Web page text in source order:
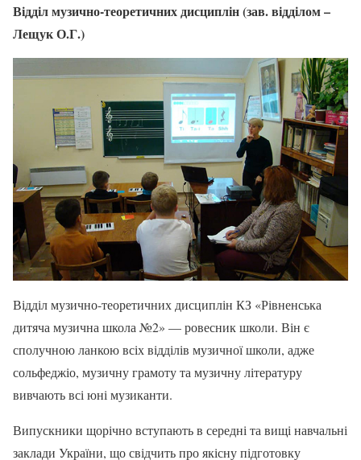
Відділ музично-теоретичних дисциплін (зав. відділом –
Лещук О.Г.)
Відділ музично-теоретичних дисциплін КЗ «Рівненська
дитяча музична школа №2» — ровесник школи. Він є
сполучною ланкою всіх відділів музичної школи, адже
сольфеджіо, музичну грамоту та музичну літературу
вивчають всі юні музиканти.
Випускники щорічно вступають в середні та вищі навчальні
заклади України, що свідчить про якісну підготовку